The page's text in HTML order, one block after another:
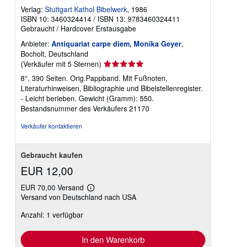
Verlag: Stuttgart Kathol Bibelwerk, 1986
ISBN 10: 3460324414 / ISBN 13: 9783460324411
Gebraucht / Hardcover Erstausgabe
Anbieter: Antiquariat carpe diem, Monika Geyer,
Bocholt, Deutschland
(Verkäufer mit 5 Sternen) Verkäuferbewertung
5
von
5
Sternen
8°, 390 Seiten. Orig.Pappband. Mit Fußnoten,
Literaturhinweisen, Bibliographie und Bibelstellenregister.
- Leicht berieben. Gewicht (Gramm): 550.
Bestandsnummer des Verkäufers 21170
Verkäufer kontaktieren
Gebraucht kaufen
EUR 12,00
EUR 70,00 Versand
Weitere
Informationen
Versand von Deutschland nach USA
Anzahl: 1 verfügbar
In den Warenkorb